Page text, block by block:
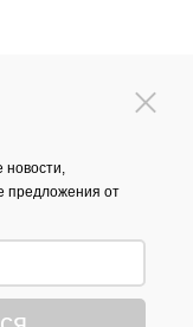
новости,
предложения от